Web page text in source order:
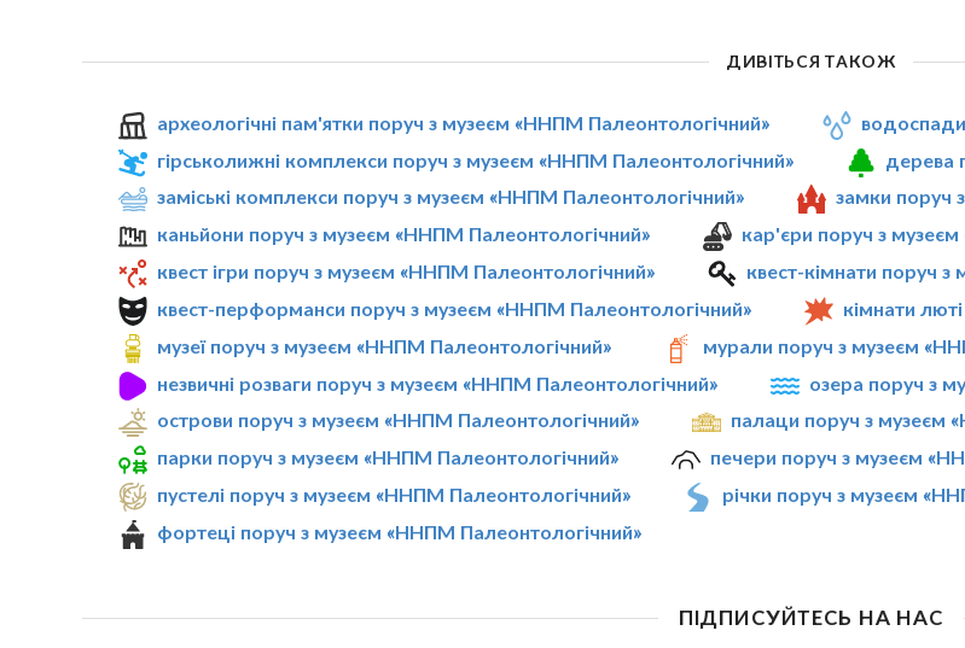
ДИВІТЬСЯ ТАКОЖ
археологічні пам'ятки поруч з музеєм «ННПМ Палеонтологічний»
гірськолижні комплекси поруч з музеєм «ННПМ Палеонтологічний»
дерева
заміські комплекси поруч з музеєм «ННПМ Палеонтологічний»
замки поруч
каньйони поруч з музеєм «ННПМ Палеонтологічний»
кар'єри поруч з
квест ігри поруч з музеєм «ННПМ Палеонтологічний»
квест-кімнати поруч
квест-перформанси поруч з музеєм «ННПМ Палеонтологічний»
кімнати
музеї поруч з музеєм «ННПМ Палеонтологічний»
мурали поруч з музеєм
незвичні розваги поруч з музеєм «ННПМ Палеонтологічний»
озера поруч з
острови поруч з музеєм «ННПМ Палеонтологічний»
палаци поруч з музеєм
парки поруч з музеєм «ННПМ Палеонтологічний»
печери поруч з музеєм
пустелі поруч з музеєм «ННПМ Палеонтологічний»
річки поруч з музеєм
фортеці поруч з музеєм «ННПМ Палеонтологічний»
ПІДПИСУЙТЕСЬ НА НАС